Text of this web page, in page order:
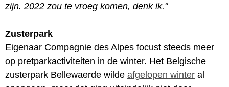
zijn. 2022 zou te vroeg komen, denk ik."
Zusterpark
Eigenaar Compagnie des Alpes focust steeds meer
op pretparkactiviteiten in de winter. Het Belgische
zusterpark Bellewaerde wilde afgelopen winter al